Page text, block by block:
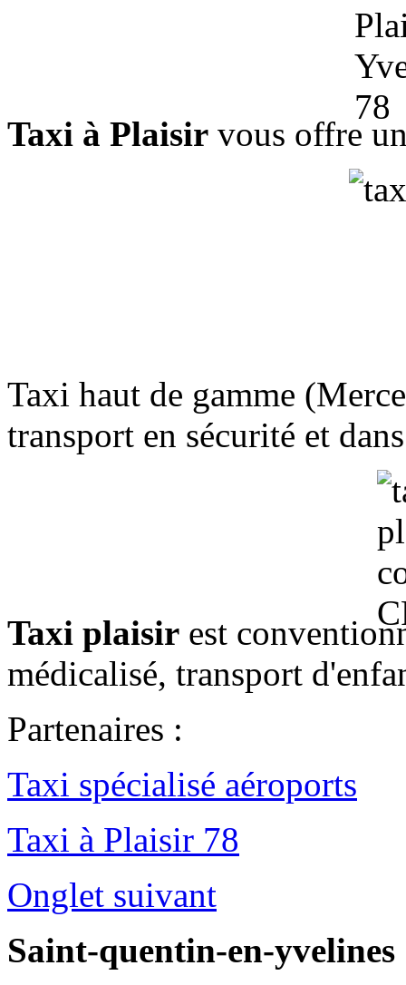
Taxi à Plaisir vous offre
Taxi haut de gamme
transport en sécurité et
Taxi plaisir est
médicalisé, transport
Partenaires :
Taxi spécialisé aéroports
Taxi à Plaisir 78
Onglet suivant
Saint-quentin-en-yvelines